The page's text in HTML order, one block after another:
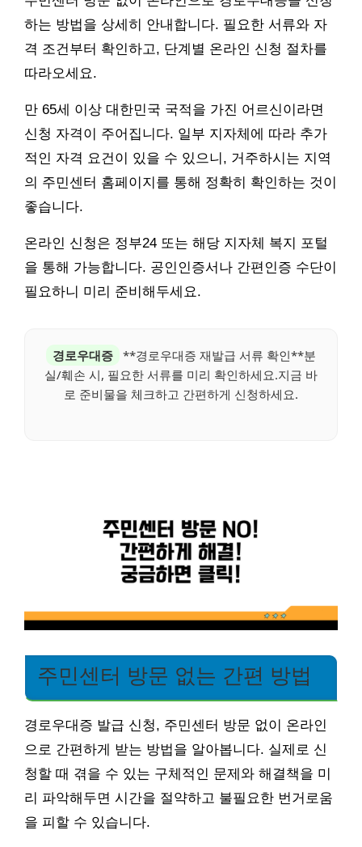
하는 방법을 상세히 안내합니다. 필요한 서류와 자
격 조건부터 확인하고, 단계별 온라인 신청 절차를
따라오세요.
만 65세 이상 대한민국 국적을 가진 어르신이라면
신청 자격이 주어집니다. 일부 지자체에 따라 추가
적인 자격 요건이 있을 수 있으니, 거주하시는 지역
의 주민센터 홈페이지를 통해 정확히 확인하는 것이
좋습니다.
온라인 신청은 정부24 또는 해당 지자체 복지 포털
을 통해 가능합니다. 공인인증서나 간편인증 수단이
필요하니 미리 준비해두세요.
경로우대증 **경로우대증 재발급 서류 확인**분
실/훼손 시, 필요한 서류를 미리 확인하세요.지금 바
로 준비물을 체크하고 간편하게 신청하세요.
주민센터 방문 없는 간편 방법
경로우대증 발급 신청, 주민센터 방문 없이 온라인
으로 간편하게 받는 방법을 알아봅니다. 실제로 신
청할 때 겪을 수 있는 구체적인 문제와 해결책을 미
리 파악해두면 시간을 절약하고 불필요한 번거로움
을 피할 수 있습니다.